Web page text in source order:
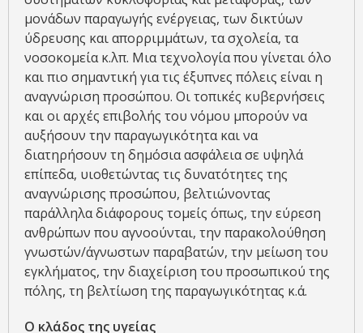
μονάδων παραγωγής ενέργειας, των δικτύων
ύδρευσης και απορριμμάτων, τα σχολεία, τα
νοσοκομεία κ.λπ. Μια τεχνολογία που γίνεται όλο
και πιο σημαντική για τις έξυπνες πόλεις είναι η
αναγνώριση προσώπου. Οι τοπικές κυβερνήσεις
και οι αρχές επιβολής του νόμου μπορούν να
αυξήσουν την παραγωγικότητα και να
διατηρήσουν τη δημόσια ασφάλεια σε υψηλά
επίπεδα, υιοθετώντας τις δυνατότητες της
αναγνώρισης προσώπου, βελτιώνοντας
παράλληλα διάφορους τομείς όπως, την εύρεση
ανθρώπων που αγνοούνται, την παρακολούθηση
γνωστών/άγνωστων παραβατών, την μείωση του
εγκλήματος, την διαχείριση του προσωπικού της
πόλης, τη βελτίωση της παραγωγικότητας κ.ά.
Ο κλάδος της υγείας